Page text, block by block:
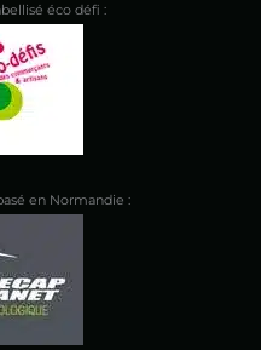
éco défi :
en Normandie :